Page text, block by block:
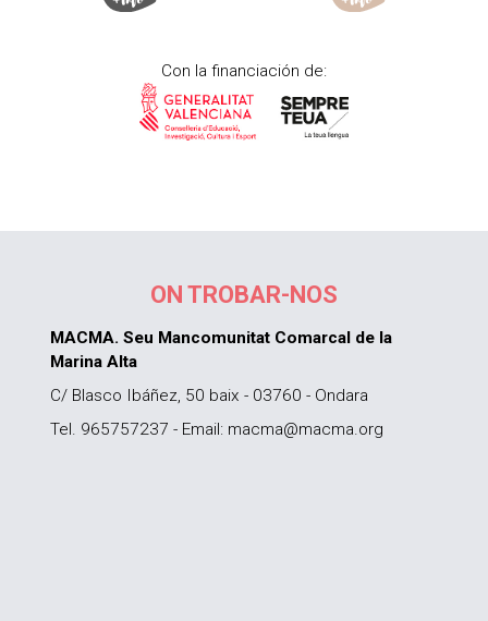
Con la financiación de:
ON TROBAR-NOS
MACMA. Seu Mancomunitat Comarcal de la
Marina Alta
C/ Blasco Ibáñez, 50 baix - 03760 - Ondara
Tel. 965757237 - Email: macma@macma.org